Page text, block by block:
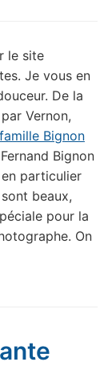
le site
Je vous en
De la
Vernon,
Bignon
Bignon
particulier
beaux,
pour la
On